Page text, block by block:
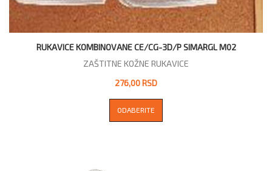
RUKAVICE KOMBINOVANE CE/CG-3D/P SIMARGL M02
ZAŠTITNE KOŽNE RUKAVICE
276,00 RSD
ODABERITE